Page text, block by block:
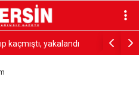
firari hükümlüsü